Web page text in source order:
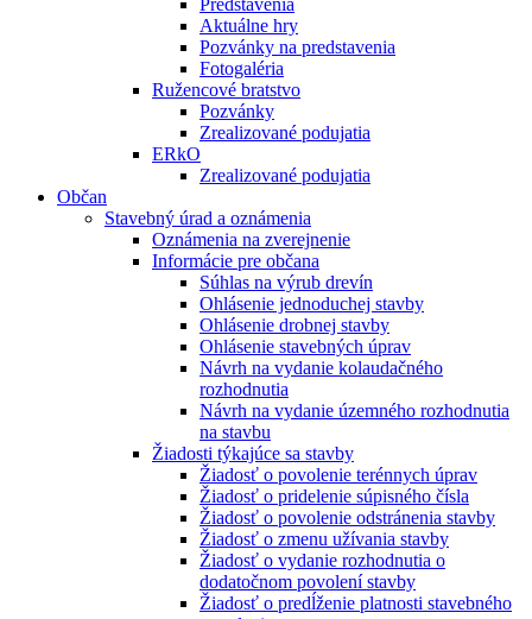
Predstavenia
Aktuálne hry
Pozvánky na predstavenia
Fotogaléria
Ružencové bratstvo
Pozvánky
Zrealizované podujatia
ERkO
Zrealizované podujatia
Občan
Stavebný úrad a oznámenia
Oznámenia na zverejnenie
Informácie pre občana
Súhlas na výrub drevín
Ohlásenie jednoduchej stavby
Ohlásenie drobnej stavby
Ohlásenie stavebných úprav
Návrh na vydanie kolaudačného
rozhodnutia
Návrh na vydanie územného rozhodnutia
na stavbu
Žiadosti týkajúce sa stavby
Žiadosť o povolenie terénnych úprav
Žiadosť o pridelenie súpisného čísla
Žiadosť o povolenie odstránenia stavby
Žiadosť o zmenu užívania stavby
Žiadosť o vydanie rozhodnutia o
dodatočnom povolení stavby
Žiadosť o predĺženie platnosti stavebného